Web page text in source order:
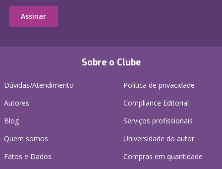
Sobre o Clube
Dúvidas/Atendimento
Autores
Blog
Quem somos
Fatos e Dados
Política de privacidade
Compliance Editorial
Serviços profissionais
Universidade do autor
Compras em quantidade
Assinar